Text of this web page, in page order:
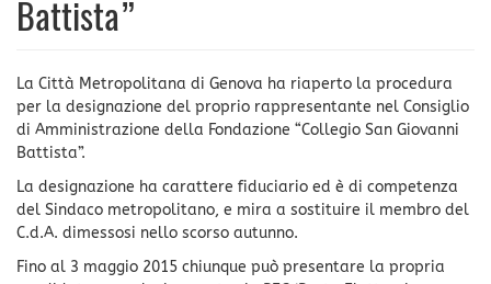
Battista”
La Città Metropolitana di Genova ha riaperto la procedura
per la designazione del proprio rappresentante nel Consiglio
di Amministrazione della Fondazione “Collegio San Giovanni
Battista”.
La designazione ha carattere fiduciario ed è di competenza
del Sindaco metropolitano, e mira a sostituire il membro del
C.d.A. dimessosi nello scorso autunno.
Fino al 3 maggio 2015 chiunque può presentare la propria